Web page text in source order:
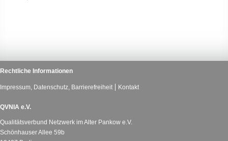
Rechtliche Informationen
Impressum, Datenschutz, Barrierefreiheit Kontakt
QVNIA e.V.
Qualitätsverbund Netzwerk im Alter Pankow e.V.
Schönhauser Allee 59b